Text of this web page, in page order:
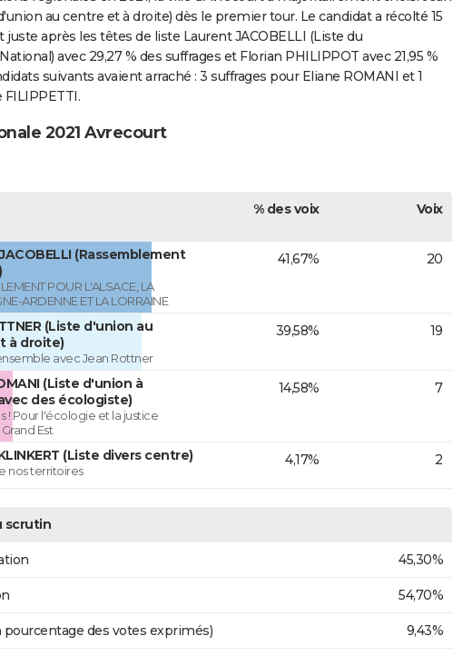
au centre et à droite) dès le premier tour. Le candidat a récolté 15
juste après les têtes de liste Laurent JACOBELLI (Liste du
avec 29,27 % des suffrages et Florian PHILIPPOT avec 21,95 %
suivants avaient arraché : 3 suffrages pour Eliane ROMANI et 1
2021 Avrecourt
% des voix Voix
(Rassemblement
POUR L'ALSACE, LA
ARDENNE ET LA LORRAINE
41,67% 20
(Liste d'union au
à droite)
avec Jean Rottner
39,58% 19
(Liste d'union à
des écologiste)
! Pour l'écologie et la justice
Est
14,58% 7
(Liste divers centre)
nos territoires
4,17% 2
scrutin
45,30%
54,70%
pourcentage des votes exprimés) 9,43%